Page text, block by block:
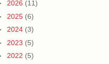
2026 (11)
2025 (6)
2024 (3)
2023 (5)
2022 (5)